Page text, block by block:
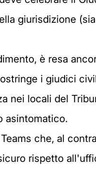
giurisdizione
è resa
i giudici
nei locali del
asintomatico.
che, al
rispetto